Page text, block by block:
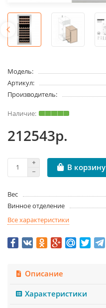
Модель:
Артикул:
Производитель:
212543р.
В корзину
Вес
Винное отделение
Все характеристики
Описание
Характеристики